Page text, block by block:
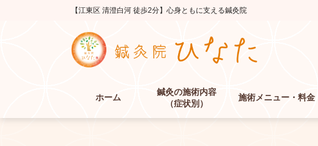
プ
動
【江東区 清澄白河 徒歩2分】心身ともに支える鍼灸院
ホーム
鍼灸の施術内容
（症状別）
施術メニュー・料金